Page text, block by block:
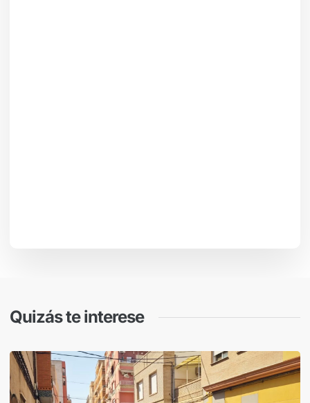
Quizás te interese